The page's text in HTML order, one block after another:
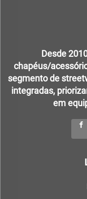
Desde
chapéus/
segmento de
integradas,
em